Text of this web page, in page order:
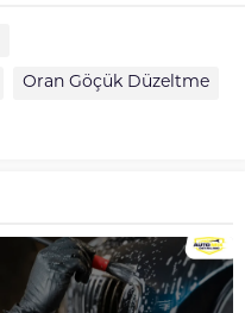
Oran Göçük Düzeltme